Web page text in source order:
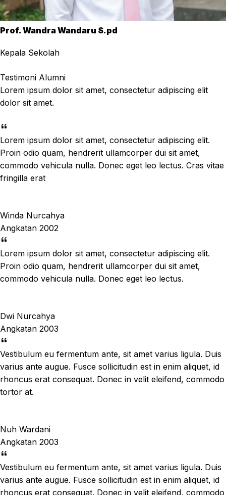
Prof. Wandra Wandaru S.pd
Kepala Sekolah
Testimoni Alumni
Lorem ipsum dolor sit amet, consectetur adipiscing elit
dolor sit amet.
Lorem ipsum dolor sit amet, consectetur adipiscing elit.
Proin odio quam, hendrerit ullamcorper dui sit amet,
commodo vehicula nulla. Donec eget leo lectus. Cras vitae
fringilla erat
Winda Nurcahya
Angkatan 2002
Lorem ipsum dolor sit amet, consectetur adipiscing elit.
Proin odio quam, hendrerit ullamcorper dui sit amet,
commodo vehicula nulla. Donec eget leo lectus.
Dwi Nurcahya
Angkatan 2003
Vestibulum eu fermentum ante, sit amet varius ligula. Duis
varius ante augue. Fusce sollicitudin est in enim aliquet, id
rhoncus erat consequat. Donec in velit eleifend, commodo
tortor at.
Nuh Wardani
Angkatan 2003
Vestibulum eu fermentum ante, sit amet varius ligula. Duis
varius ante augue. Fusce sollicitudin est in enim aliquet, id
rhoncus erat consequat. Donec in velit eleifend, commodo